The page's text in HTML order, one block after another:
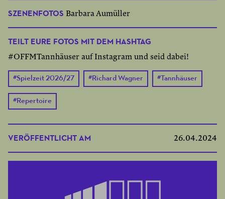
SZENENFOTOS Barbara Aumüller
TEILT EURE FOTOS MIT DEM HASHTAG
#OFFMTannhäuser auf Instagram und seid dabei!
#Spielzeit 2026/27 #Richard Wagner #Tannhäuser
#Repertoire
VERÖFFENTLICHT AM 26.04.2024